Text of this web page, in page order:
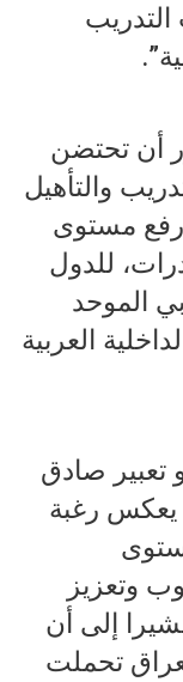
أن تحتضن
والتأهيل
رفع مستوى
للدول
الموحد
العربية
تعبير صادق
يعكس رغبة
وتعزيز
إلى أن
تحملت